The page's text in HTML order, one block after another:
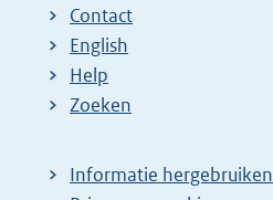
Contact
English
Help
Zoeken
Informatie hergebruiken